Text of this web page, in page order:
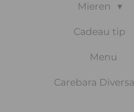
Mieren
Cadeau tip
Menu
Carebara Diversa